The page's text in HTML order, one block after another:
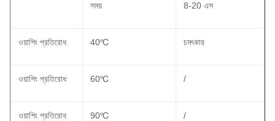
সময় 8-20 এস
ওয়াশিং প্রতিরোধ 40℃ চমৎকার
ওয়াশিং প্রতিরোধ 60℃ /
ওয়াশিং প্রতিরোধ 90℃ /